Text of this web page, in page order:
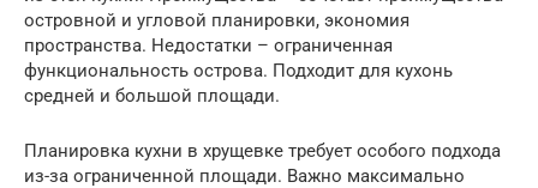
островной и угловой планировки, экономия
пространства. Недостатки – ограниченная
функциональность острова. Подходит для кухонь
средней и большой площади.
Планировка кухни в хрущевке требует особого подхода
из-за ограниченной площади. Важно максимально